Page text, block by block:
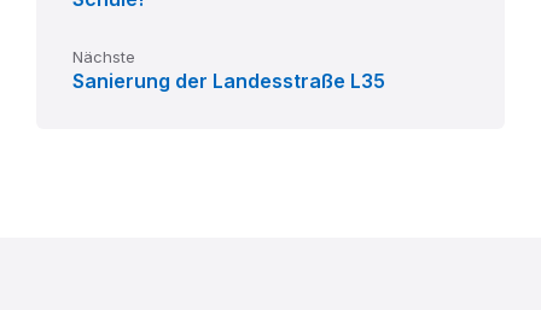
Nächste
Sanierung der Landesstraße L35